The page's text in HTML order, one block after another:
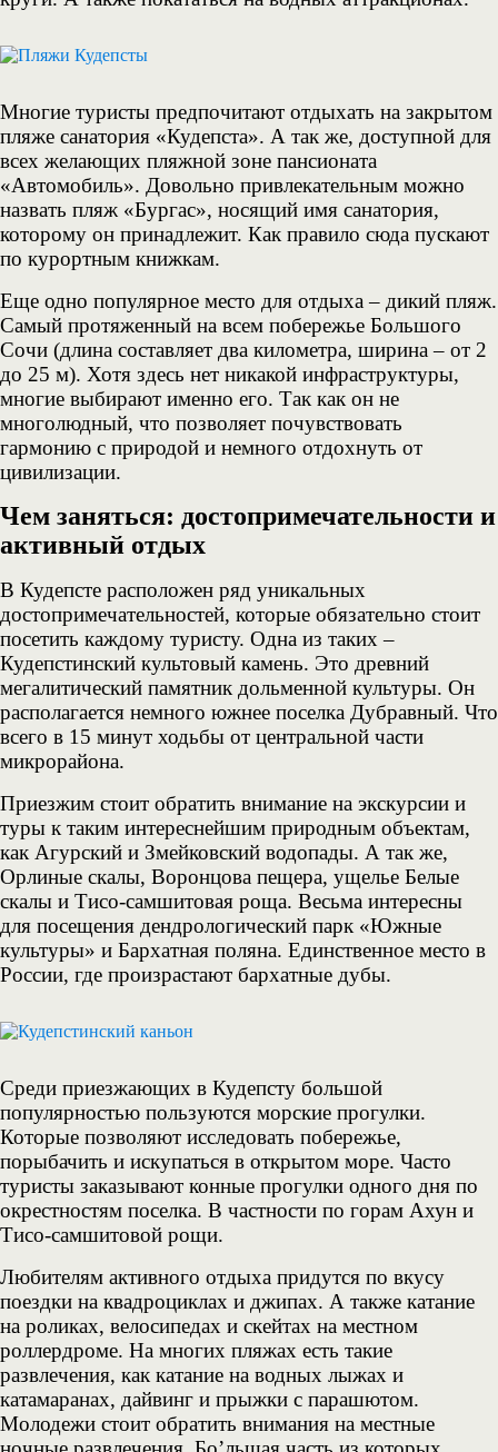
Многие туристы предпочитают отдыхать на закрытом
пляже санатория «Кудепста». А так же, доступной для
всех желающих пляжной зоне пансионата
«Автомобиль». Довольно привлекательным можно
назвать пляж «Бургас», носящий имя санатория,
которому он принадлежит. Как правило сюда пускают
по курортным книжкам.
Еще одно популярное место для отдыха – дикий пляж.
Самый протяженный на всем побережье Большого
Сочи (длина составляет два километра, ширина – от 2
до 25 м). Хотя здесь нет никакой инфраструктуры,
многие выбирают именно его. Так как он не
многолюдный, что позволяет почувствовать
гармонию с природой и немного отдохнуть от
цивилизации.
Чем заняться: достопримечательности и
активный отдых
В Кудепсте расположен ряд уникальных
достопримечательностей, которые обязательно стоит
посетить каждому туристу. Одна из таких –
Кудепстинский культовый камень. Это древний
мегалитический памятник дольменной культуры. Он
располагается немного южнее поселка Дубравный. Что
всего в 15 минут ходьбы от центральной части
микрорайона.
Приезжим стоит обратить внимание на экскурсии и
туры к таким интереснейшим природным объектам,
как Агурский и Змейковский водопады. А так же,
Орлиные скалы, Воронцова пещера, ущелье Белые
скалы и Тисо-самшитовая роща. Весьма интересны
для посещения дендрологический парк «Южные
культуры» и Бархатная поляна. Единственное место в
России, где произрастают бархатные дубы.
Среди приезжающих в Кудепсту большой
популярностью пользуются морские прогулки.
Которые позволяют исследовать побережье,
порыбачить и искупаться в открытом море. Часто
туристы заказывают конные прогулки одного дня по
окрестностям поселка. В частности по горам Ахун и
Тисо-самшитовой рощи.
Любителям активного отдыха придутся по вкусу
поездки на квадроциклах и джипах. А также катание
на роликах, велосипедах и скейтах на местном
роллердроме. На многих пляжах есть такие
развлечения, как катание на водных лыжах и
катамаранах, дайвинг и прыжки с парашютом.
Молодежи стоит обратить внимания на местные